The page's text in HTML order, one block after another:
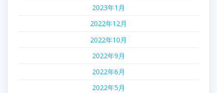
2023年1月
2022年12月
2022年10月
2022年9月
2022年6月
2022年5月